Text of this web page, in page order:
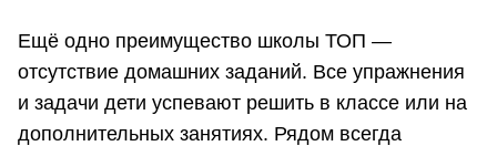
Ещё одно преимущество школы ТОП —
отсутствие домашних заданий. Все упражнения
и задачи дети успевают решить в классе или на
дополнительных занятиях. Рядом всегда